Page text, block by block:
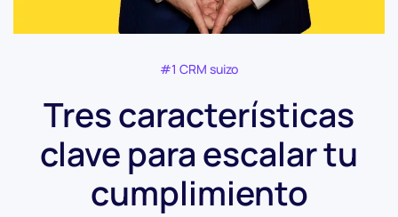
#1 CRM suizo
Tres características
clave para escalar tu
cumplimiento